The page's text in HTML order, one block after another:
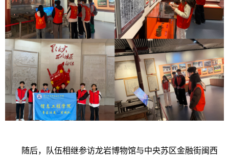
随后，队伍相继参访龙岩博物馆与中央苏区金融街闽西